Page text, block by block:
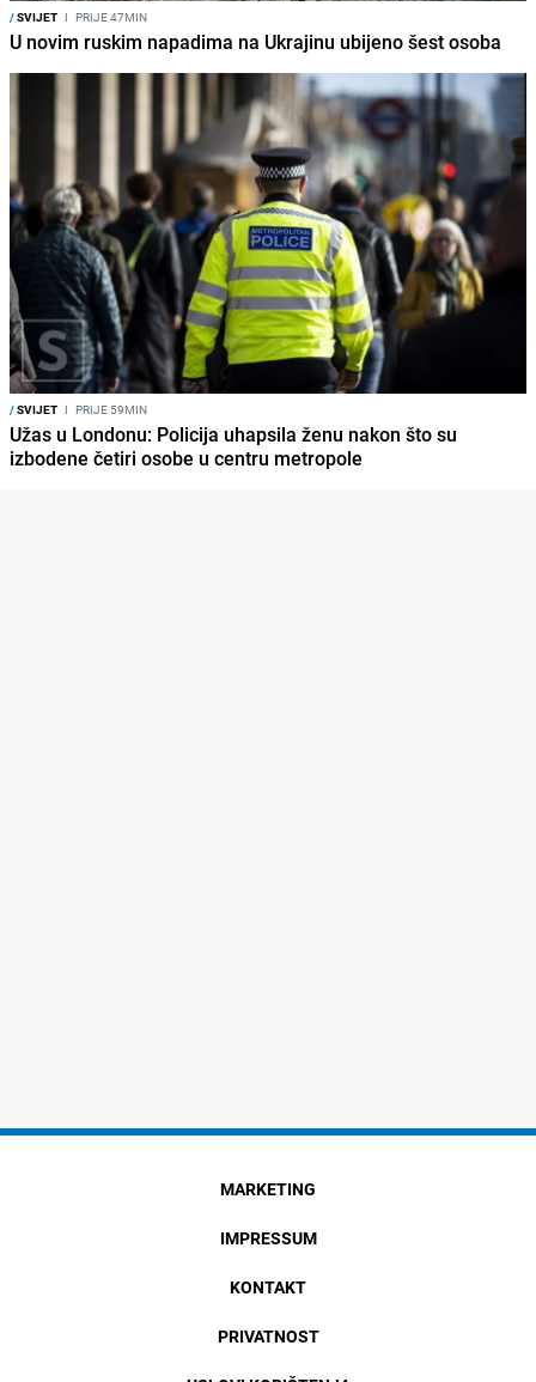
/SVIJET I PRIJE 47MIN
U novim ruskim napadima na Ukrajinu ubijeno šest osoba
/SVIJET I PRIJE 59MIN
Užas u Londonu: Policija uhapsila ženu nakon što su
izbodene četiri osobe u centru metropole
MARKETING
IMPRESSUM
KONTAKT
PRIVATNOST